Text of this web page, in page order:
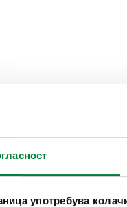
употребува